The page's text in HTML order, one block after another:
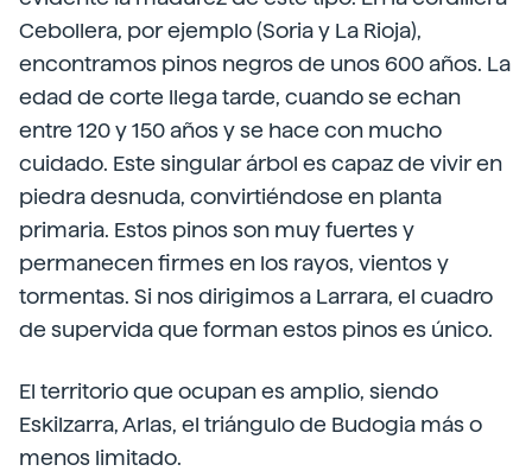
Cebollera, por ejemplo (Soria y La Rioja),
encontramos pinos negros de unos 600 años. La
edad de corte llega tarde, cuando se echan
entre 120 y 150 años y se hace con mucho
cuidado. Este singular árbol es capaz de vivir en
piedra desnuda, convirtiéndose en planta
primaria. Estos pinos son muy fuertes y
permanecen firmes en los rayos, vientos y
tormentas. Si nos dirigimos a Larrara, el cuadro
de supervida que forman estos pinos es único.
El territorio que ocupan es amplio, siendo
Eskilzarra, Arlas, el triángulo de Budogia más o
menos limitado.